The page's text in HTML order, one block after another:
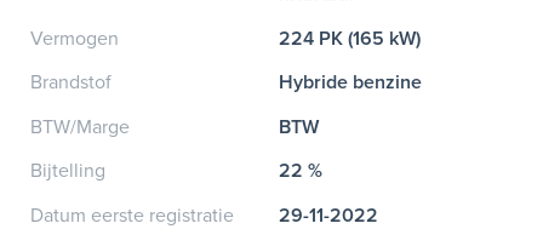
Vermogen
224 PK (165 kW)
Brandstof
Hybride benzine
BTW/Marge
BTW
Bijtelling
22 %
Datum eerste registratie
29-11-2022